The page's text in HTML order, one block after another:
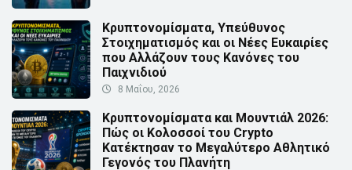
Κρυπτονομίσματα, Υπεύθυνος
Στοιχηματισμός και οι Νέες Ευκαιρίες
που Αλλάζουν τους Κανόνες του
Παιχνιδιού
8 Μαΐου, 2026
Κρυπτονομίσματα και Μουντιάλ 2026:
Πώς οι Κολοσσοί του Crypto
Κατέκτησαν το Μεγαλύτερο Αθλητικό
Γεγονός του Πλανήτη